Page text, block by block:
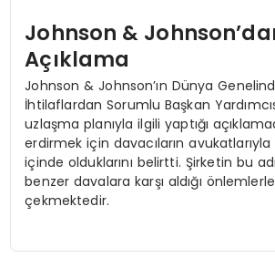
Johnson &
Açıklama
Johnson & Johnson’ın Dünya
İhtilaflardan Sorumlu Başkan
uzlaşma planıyla ilgili yaptığı
erdirmek için davacıların avukatlarıyla
içinde olduklarını belirtti. Şirketin bu
benzer davalara karşı aldığı
çekmektedir.